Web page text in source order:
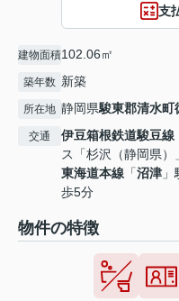
支
建物面積102.06㎡
築年数 新築
所在地 静岡県駿東郡清水町
交通 伊豆箱根鉄道駿豆線
ス「杉沢（静岡県）
東海道本線 「沼津
歩5分
物件の特徴